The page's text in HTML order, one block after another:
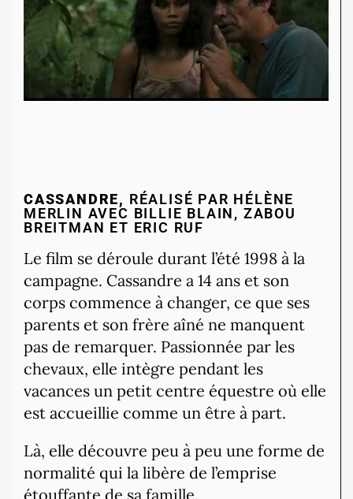
CASSANDRE, RÉALISÉ PAR HÉLÈNE
MERLIN AVEC BILLIE BLAIN, ZABOU
BREITMAN ET ERIC RUF
Le film se déroule durant l’été 1998 à la
campagne. Cassandre a 14 ans et son
corps commence à changer, ce que ses
parents et son frère aîné ne manquent
pas de remarquer. Passionnée par les
chevaux, elle intègre pendant les
vacances un petit centre équestre où elle
est accueillie comme un être à part.
Là, elle découvre peu à peu une forme de
normalité qui la libère de l’emprise
étouffante de sa famille.